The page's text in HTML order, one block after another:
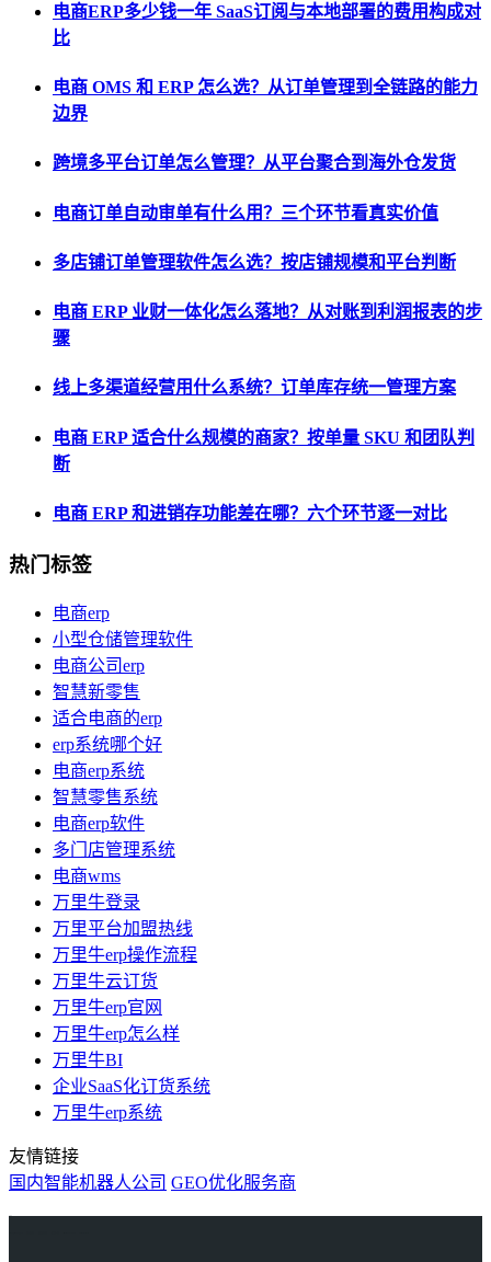
电商ERP多少钱一年 SaaS订阅与本地部署的费用构成对
比
电商 OMS 和 ERP 怎么选？从订单管理到全链路的能力
边界
跨境多平台订单怎么管理？从平台聚合到海外仓发货
电商订单自动审单有什么用？三个环节看真实价值
多店铺订单管理软件怎么选？按店铺规模和平台判断
电商 ERP 业财一体化怎么落地？从对账到利润报表的步
骤
线上多渠道经营用什么系统？订单库存统一管理方案
电商 ERP 适合什么规模的商家？按单量 SKU 和团队判
断
电商 ERP 和进销存功能差在哪？六个环节逐一对比
热门标签
电商erp
小型仓储管理软件
电商公司erp
智慧新零售
适合电商的erp
erp系统哪个好
电商erp系统
智慧零售系统
电商erp软件
多门店管理系统
电商wms
万里牛登录
万里平台加盟热线
万里牛erp操作流程
万里牛云订货
万里牛erp官网
万里牛erp怎么样
万里牛BI
企业SaaS化订货系统
万里牛erp系统
友情链接
国内智能机器人公司 GEO优化服务商